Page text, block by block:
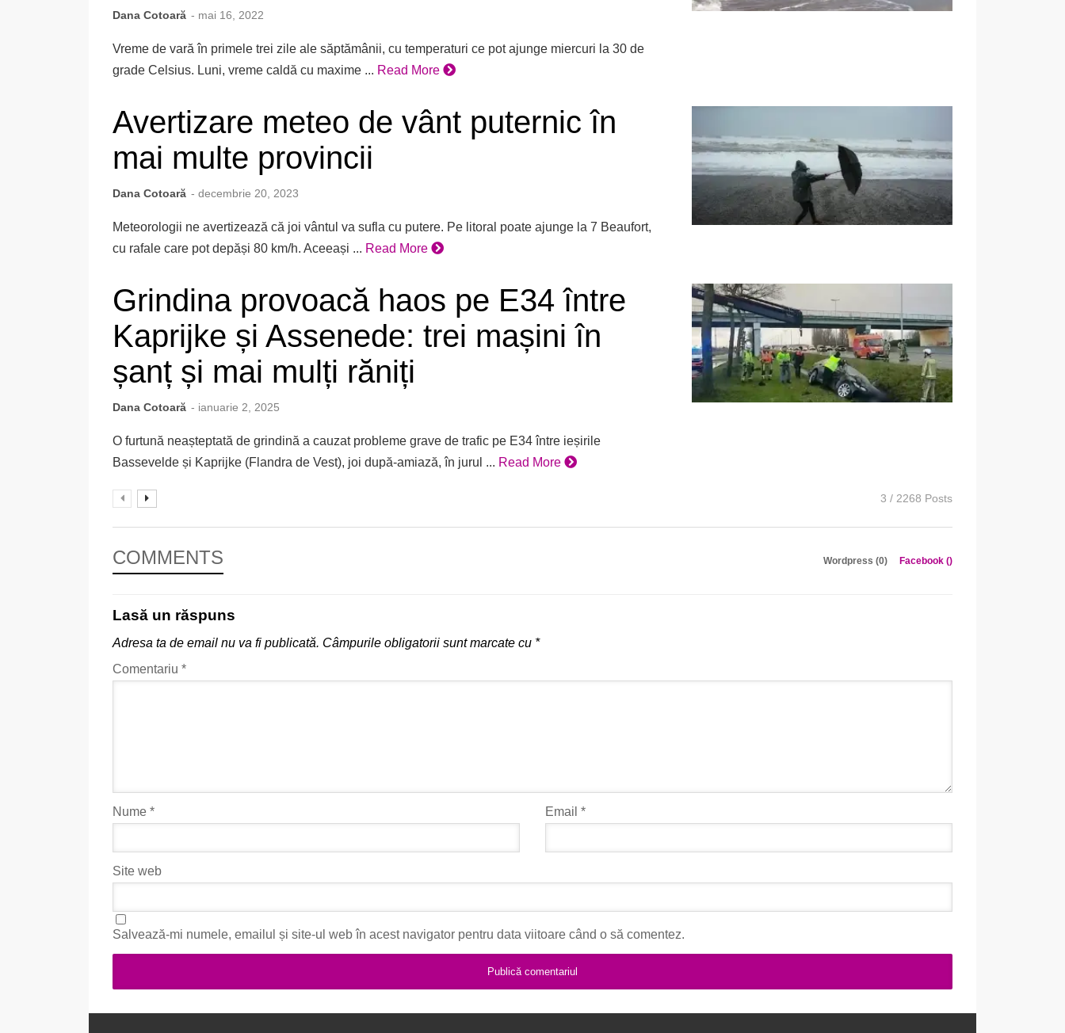
Dana Cotoară - mai 16, 2022
Vreme de vară în primele trei zile ale săptămânii, cu temperaturi ce pot ajunge miercuri la 30 de
grade Celsius. Luni, vreme caldă cu maxime ... Read More
Avertizare meteo de vânt puternic în
mai multe provincii
Dana Cotoară - decembrie 20, 2023
Meteorologii ne avertizează că joi vântul va sufla cu putere. Pe litoral poate ajunge la 7 Beaufort,
cu rafale care pot depăși 80 km/h. Aceeași ... Read More
Grindina provoacă haos pe E34 între
Kaprijke și Assenede: trei mașini în
șanț și mai mulți răniți
Dana Cotoară - ianuarie 2, 2025
O furtună neașteptată de grindină a cauzat probleme grave de trafic pe E34 între ieșirile
Bassevelde și Kaprijke (Flandra de Vest), joi după-amiază, în jurul ... Read More
3 / 2268 Posts
COMMENTS Wordpress (0) Facebook ()
Lasă un răspuns
Adresa ta de email nu va fi publicată. Câmpurile obligatorii sunt marcate cu *
Comentariu *
Nume * Email *
Site web
Salvează-mi numele, emailul și site-ul web în acest navigator pentru data viitoare când o să comentez.